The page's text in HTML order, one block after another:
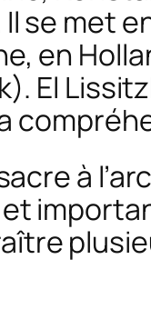
se met
en
El
à